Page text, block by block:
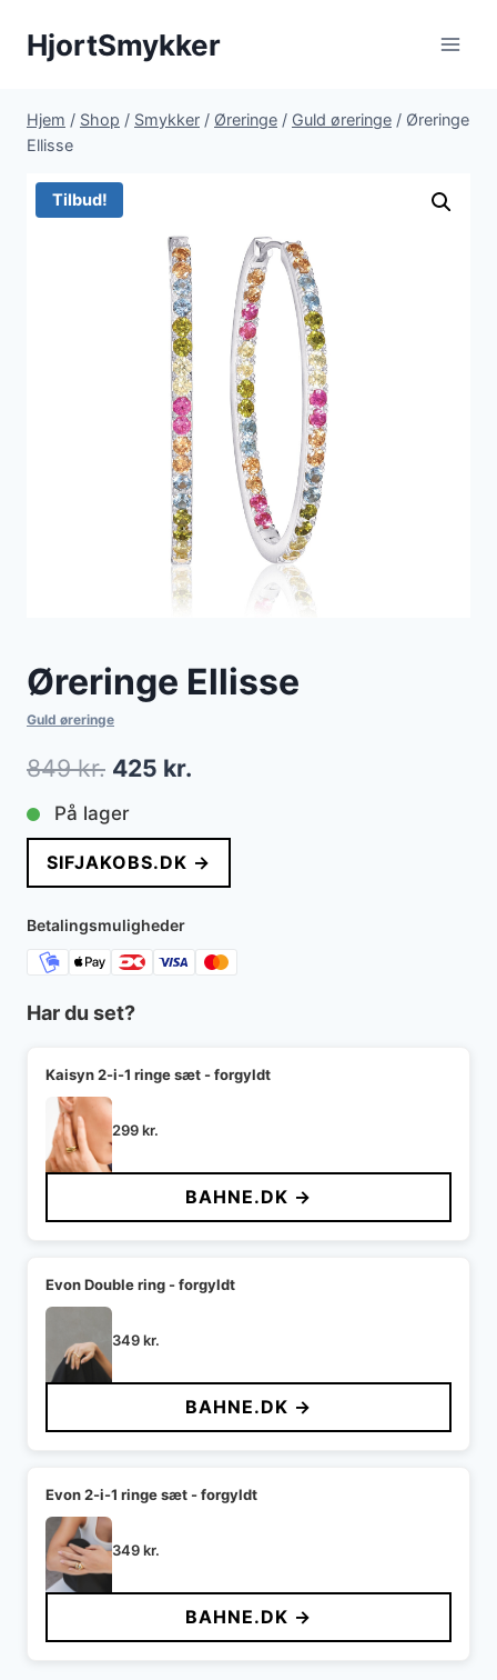
HjortSmykker
Hjem / Shop / Smykker / Øreringe / Guld øreringe / Øreringe
Ellisse
Tilbud!
Øreringe Ellisse
Guld øreringe
849kr. Den
oprindelige
pris
var:
849 kr..
425 kr.
pris
er:
På lager
SIFJAKOBS.DK →
Betalingsmuligheder
Har du set?
Kaisyn 2-i-1 ringe sæt - forgyldt
299kr.
BAHNE.DK →
Evon Double ring - forgyldt
349kr.
BAHNE.DK →
Evon 2-i-1 ringe sæt - forgyldt
349kr.
BAHNE.DK →